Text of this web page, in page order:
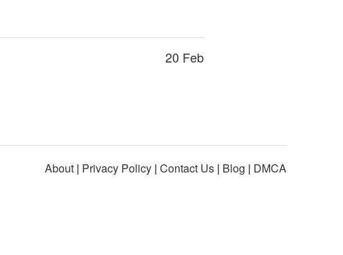
20 Feb
About | Privacy Policy | Contact Us | Blog | DMCA